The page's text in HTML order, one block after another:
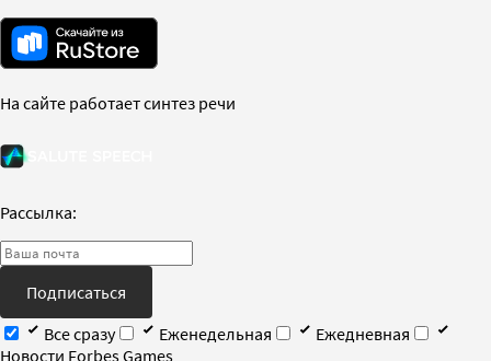
На сайте работает синтез речи
Рассылка:
Подписаться
Все сразу
Еженедельная
Ежедневная
Новости Forbes Games